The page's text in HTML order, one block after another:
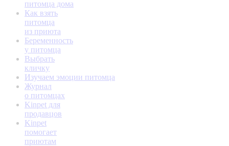
питомца дома
Как взять
питомца
из приюта
Беременность
у питомца
Выбрать
кличку
Изучаем эмоции питомца
Журнал
о питомцах
Kinpet для
продавцов
Kinpet
помогает
приютам